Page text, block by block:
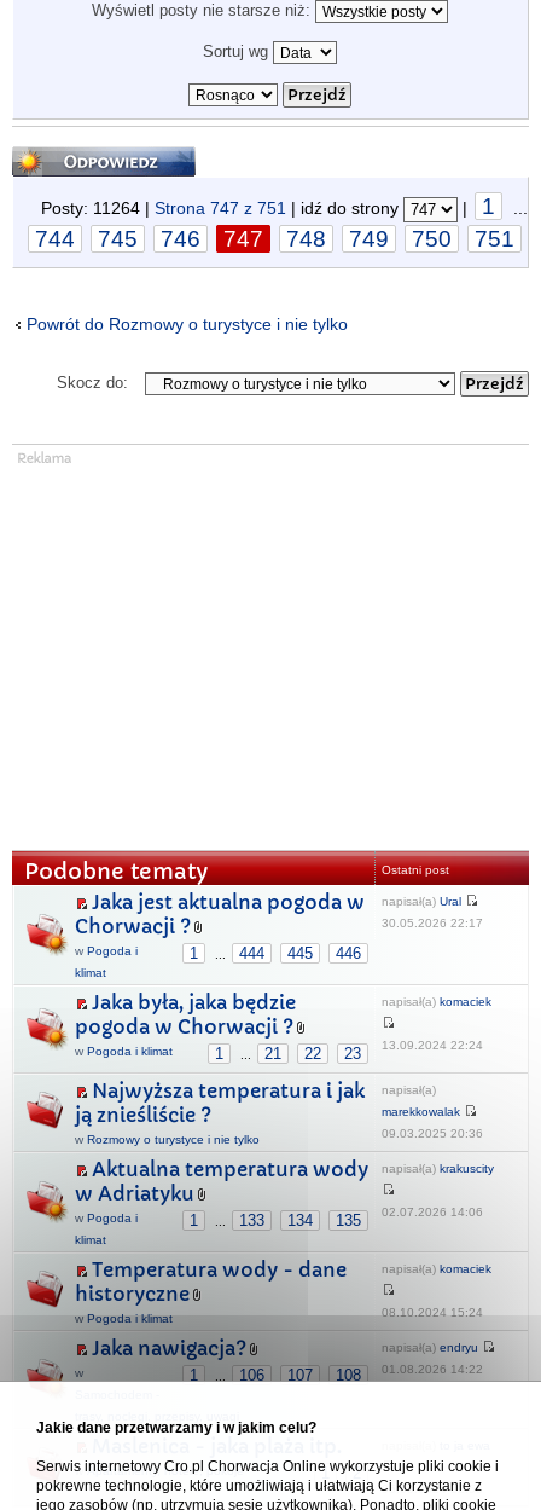
Wyświetl posty nie starsze niż:
Sortuj wg
Odpowiedz
Posty: 11264 | Strona 747 z 751 | idź do strony | 1 ...
744 745 746 747 748 749 750 751
Powrót do Rozmowy o turystyce i nie tylko
Skocz do:
Podobne tematy Ostatni post
Jaka jest aktualna pogoda w
Chorwacji ?
1 ... 444 445 446
w Pogoda i
klimat
napisał(a) Ural
30.05.2026 22:17
Jaka była, jaka będzie
pogoda w Chorwacji ?
1 ... 21 22 23
w Pogoda i klimat
napisał(a) komaciek
13.09.2024 22:24
Najwyższa temperatura i jak
ją znieśliście ?
w Rozmowy o turystyce i nie tylko
napisał(a)
marekkowalak
09.03.2025 20:36
Aktualna temperatura wody
w Adriatyku
1 ... 133 134 135
w Pogoda i
klimat
napisał(a) krakuscity
02.07.2026 14:06
Temperatura wody - dane
historyczne
wPogoda i klimat
napisał(a) komaciek
08.10.2024 15:24
Jaka nawigacja?
1 ... 106 107 108
w
napisał(a) endryu
01.08.2026 14:22
1 2
wApartamenty, hotele, pokoje
05.08.2024 12:58
Jakie dane przetwarzamy i w jakim celu?
Serwis internetowy Cro.pl Chorwacja Online wykorzystuje pliki cookie i
pokrewne technologie, które umożliwiają i ułatwiają Ci korzystanie z
jego zasobów (np. utrzymują sesję użytkownika). Ponadto, pliki cookie